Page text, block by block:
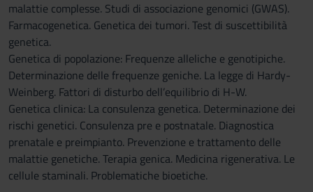
malattie complesse. Studi di associazione genomici (GWAS).
Farmacogenetica. Genetica dei tumori. Test di suscettibilità
genetica.
Genetica di popolazione: Frequenze alleliche e genotipiche.
Determinazione delle frequenze geniche. La legge di Hardy-
Weinberg. Fattori di disturbo dell’equilibrio di H-W.
Genetica clinica: La consulenza genetica. Determinazione dei
rischi genetici. Consulenza pre e postnatale. Diagnostica
prenatale e preimpianto. Prevenzione e trattamento delle
malattie genetiche. Terapia genica. Medicina rigenerativa. Le
cellule staminali. Problematiche bioetiche.